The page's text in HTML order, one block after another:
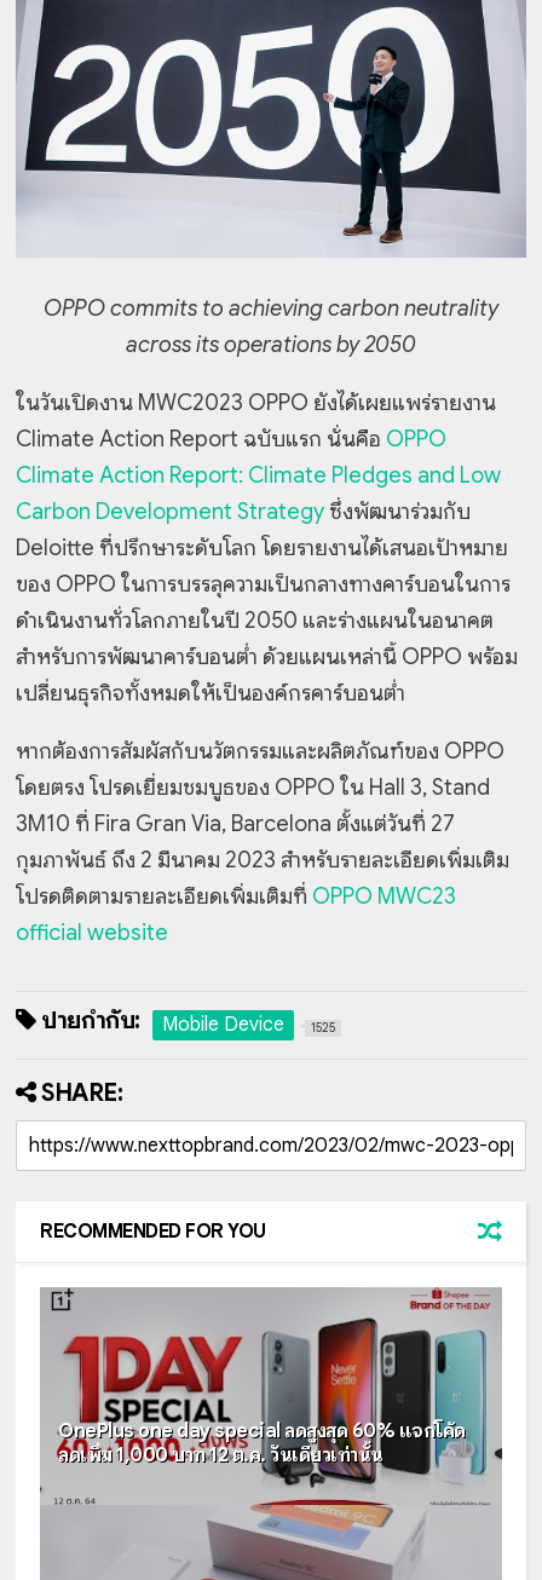
OPPO commits to achieving carbon neutrality
across its operations by 2050
ในวันเปิดงาน MWC2023 OPPO ยังได้เผยแพร่รายงาน
Climate Action Report ฉบับแรก นั่นคือ OPPO
Climate Action Report: Climate Pledges and Low
Carbon Development Strategy ซึ่งพัฒนาร่วมกับ
Deloitte ที่ปรึกษาระดับโลก โดยรายงานได้เสนอเป้าหมาย
ของ OPPO ในการบรรลุความเป็นกลางทางคาร์บอนในการ
ดำเนินงานทั่วโลกภายในปี 2050 และร่างแผนในอนาคต
สำหรับการพัฒนาคาร์บอนต่ำ ด้วยแผนเหล่านี้ OPPO พร้อม
เปลี่ยนธุรกิจทั้งหมดให้เป็นองค์กรคาร์บอนต่ำ
หากต้องการสัมผัสกับนวัตกรรมและผลิตภัณฑ์ของ OPPO
โดยตรง โปรดเยี่ยมชมบูธของ OPPO ใน Hall 3, Stand
3M10 ที่ Fira Gran Via, Barcelona ตั้งแต่วันที่ 27
กุมภาพันธ์ ถึง 2 มีนาคม 2023 สำหรับรายละเอียดเพิ่มเติม
โปรดติดตามรายละเอียดเพิ่มเติมที่ OPPO MWC23
official website
ป้ายกำกับ: Mobile Device 1525
SHARE:
RECOMMENDED FOR YOU
OnePlus one day special ลดสูงสุด 60% แจกโค้ด
ลดเพิ่ม 1,000 บาท 12 ต.ค. วันเดียวเท่านั้น